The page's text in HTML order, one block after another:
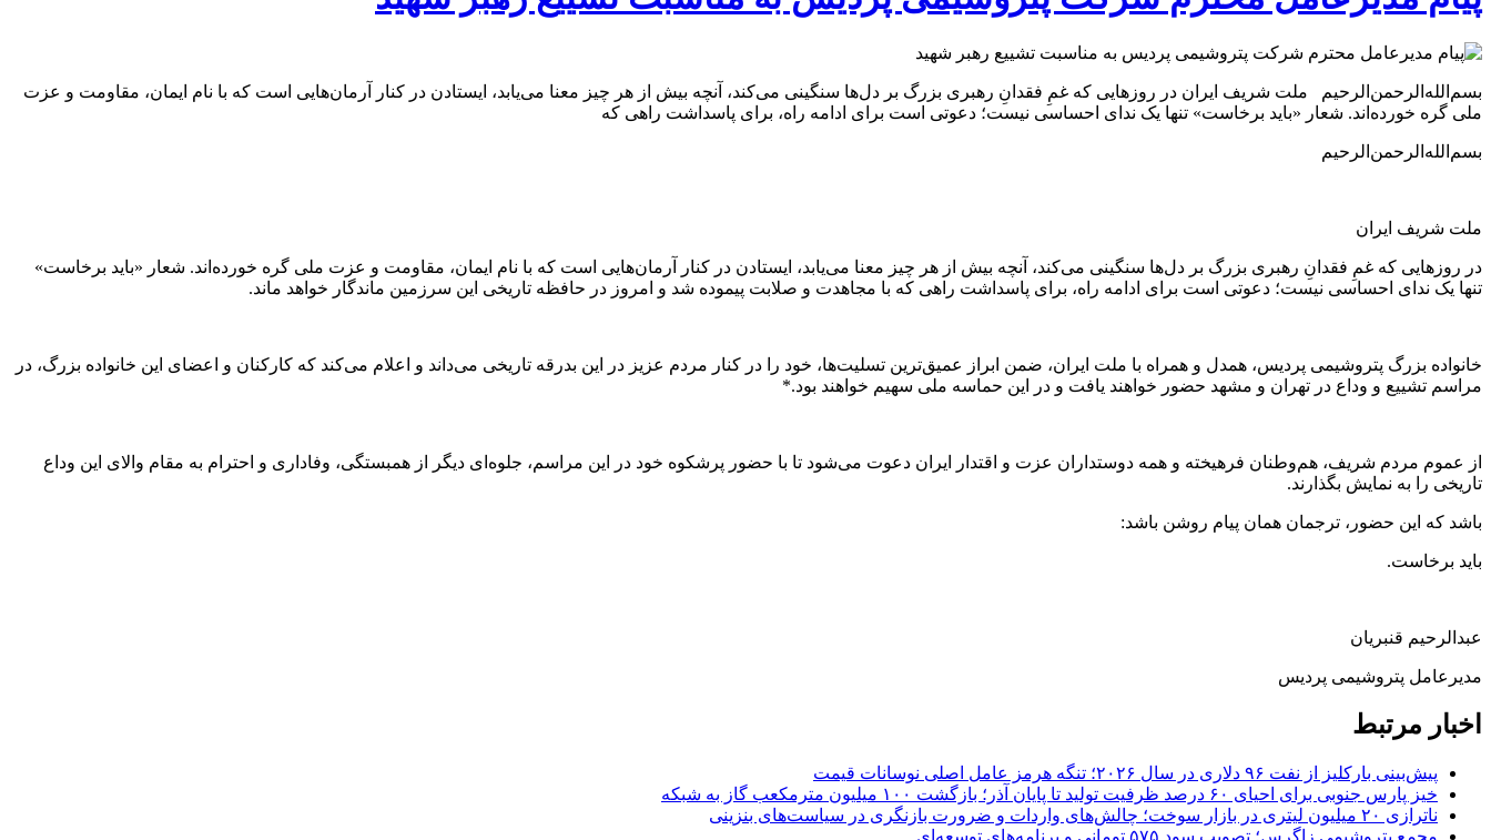
بسم‌الله‌الرحمن‌الرحیم ملت شریف ایران در روزهایی که غمِ فقدانِ رهبری بزرگ بر دل‌ها سنگینی می‌کند، آنچه بیش از هر چیز معنا می‌یابد، ایستادن در کنار آرمان‌هایی است که با نام ایمان، مقاومت و عزت
ملی گره خورده‌اند. شعار «باید برخاست» تنها یک ندای احساسی نیست؛ دعوتی است برای ادامه راه، برای پاسداشت راهی که
بسم‌الله‌الرحمن‌الرحیم
ملت شریف ایران
در روزهایی که غمِ فقدانِ رهبری بزرگ بر دل‌ها سنگینی می‌کند، آنچه بیش از هر چیز معنا می‌یابد، ایستادن در کنار آرمان‌هایی است که با نام ایمان، مقاومت و عزت ملی گره خورده‌اند. شعار «باید برخاست»
تنها یک ندای احساسی نیست؛ دعوتی است برای ادامه راه، برای پاسداشت راهی که با مجاهدت و صلابت پیموده شد و امروز در حافظه تاریخی این سرزمین ماندگار خواهد ماند.
خانواده بزرگ پتروشیمی پردیس، همدل و همراه با ملت ایران، ضمن ابراز عمیق‌ترین تسلیت‌ها، خود را در کنار مردم عزیز در این بدرقه تاریخی می‌داند و اعلام می‌کند که کارکنان و اعضای این خانواده بزرگ، در
مراسم تشییع و وداع در تهران و مشهد حضور خواهند یافت و در این حماسه ملی سهیم خواهند بود.*
از عموم مردم شریف، هم‌وطنان فرهیخته و همه دوستداران عزت و اقتدار ایران دعوت می‌شود تا با حضور پرشکوه خود در این مراسم، جلوه‌ای دیگر از همبستگی، وفاداری و احترام به مقام والای این وداع
تاریخی را به نمایش بگذارند.
باشد که این حضور، ترجمان همان پیام روشن باشد:
باید برخاست.
عبدالرحیم قنبریان
مدیرعامل پتروشیمی پردیس
اخبار مرتبط
پیش‌بینی بارکلیز از نفت ۹۶ دلاری در سال ۲۰۲۶؛ تنگه هرمز عامل اصلی نوسانات قیمت
خیز پارس جنوبی برای احیای ۶۰ درصد ظرفیت تولید تا پایان آذر؛ بازگشت ۱۰۰ میلیون مترمکعب گاز به شبکه
ناترازی ۲۰ میلیون لیتری در بازار سوخت؛ چالش‌های واردات و ضرورت بازنگری در سیاست‌های بنزینی
مجمع پتروشیمی زاگرس؛ تصویب سود ۵۷۵ تومانی و برنامه‌های توسعه‌ای